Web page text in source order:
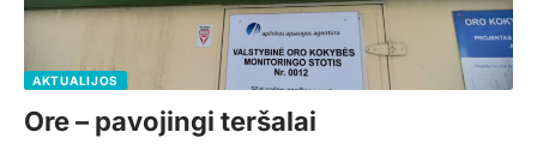
AKTUALIJOS
Ore – pavojingi teršalai